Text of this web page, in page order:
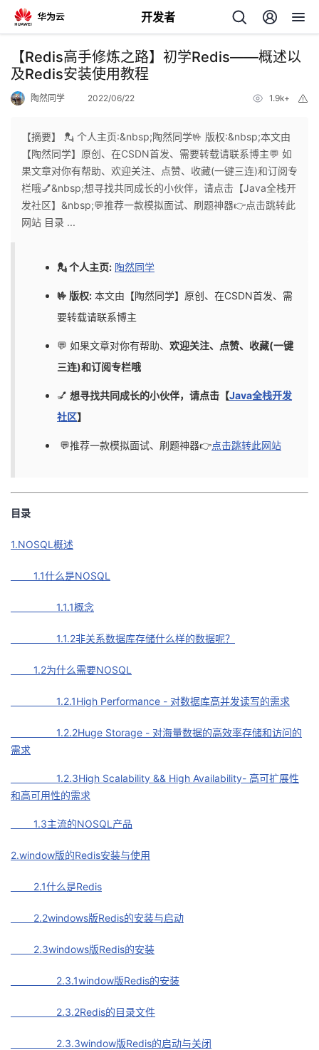
开发者
返
回
个
人
我
坛
圈
子
的
直
播
我
的
活
我
的
的
课
我
的
我
Programs
技
术
支
的
云
声
【Redis高手修炼之路】初学Redis——概述以
及Redis安装使用教程
陶然同学 2022/06/22 1.9k+
【摘要】 💂 个人主页:&nbsp;陶然同学🤟 版权:&nbsp;本文由
【陶然同学】原创、在CSDN首发、需要转载请联系博主💬 如
果文章对你有帮助、欢迎关注、点赞、收藏(一键三连)和订阅专
栏哦💅&nbsp;想寻找共同成长的小伙伴，请点击【Java全栈开
发社区】&nbsp;💬推荐一款模拟面试、刷题神器👉点击跳转此
网站 目录 ...
💂 个人主页: 陶然同学
🤟 版权: 本文由【陶然同学】原创、在CSDN首发、需
要转载请联系博主
💬 如果文章对你有帮助、 欢迎关注、点赞、收藏(一键
三连)和订阅专栏哦
💅 想寻找共同成长的小伙伴，请点击【Java全栈开发
社区】
💬推荐一款模拟面试、刷题神器👉点击跳转此网站
目录
1.NOSQL概述
1.1什么是NOSQL
1.1.1概念
1.1.2非关系数据库存储什么样的数据呢？
1.2为什么需要NOSQL
1.2.1High Performance - 对数据库高并发读写的需求
1.2.2Huge Storage - 对海量数据的高效率存储和访问的
需求
1.2.3High Scalability && High Availability- 高可扩展性
和高可用性的需求
1.3主流的NOSQL产品
2.window版的Redis安装与使用
2.1什么是Redis
2.2windows版Redis的安装与启动
2.3windows版Redis的安装
2.3.1window版Redis的安装
2.3.2Redis的目录文件
2.3.3window版Redis的启动与关闭